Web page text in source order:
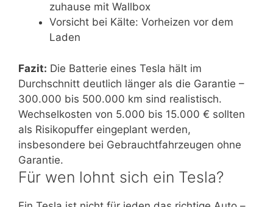
zuhause mit Wallbox
Vorsicht bei Kälte: Vorheizen vor dem
Laden
Fazit: Die Batterie eines Tesla hält im
Durchschnitt deutlich länger als die Garantie –
300.000 bis 500.000 km sind realistisch.
Wechselkosten von 5.000 bis 15.000 € sollten
als Risikopuffer eingeplant werden,
insbesondere bei Gebrauchtfahrzeugen ohne
Garantie.
Für wen lohnt sich ein Tesla?